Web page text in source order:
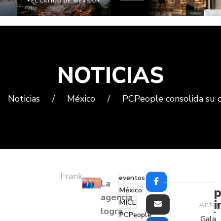
NOTICIAS
Noticias / México / PCPeople consolida su
Frank
La
agencia
logra
eventos
México
MICE
PCPeople